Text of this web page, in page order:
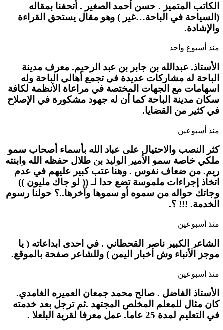
الكاتب المتميز . حسن أحمد الصغير . أتحفنا بمقاله
(السياحة في الباحة…غير ) وهو مقال يستحق القراءة
والإشادة.
منذ أسبوع واحد
الأستاذ. عبدالله بن جابر بن عبد الرحيم. معرف مدينة
الباحة له مشاركات عديدة في تجمع أهالي الباحة وله
اسهامات مع الجهات المختصة في مراعاة الأنظمة لكافة
سكان مدينة الباحة كما أن له جهود مشكورة في الإصلاح
في كثير من القضايا.
منذ أسبوعين
كثر النصب والاحتيال على عباد الله بأسماء أصحاب سمو
ملكي خاصة سمو الأمير الوليد بن طلال حفظه الله وابنته
ريم. من ضعاف نفوس . وهنا عتب كبير عليهم في عدم
اتخاذ إجراءات ملموسة تضع حدا لـ (( لو جاك مليون ))
وجاتك حواله من سموه أو سموها وآخرها..؟ حولنا رسوم
الخدمة. !!! ؟.
منذ أسبوعين
الشاعر الكبير ناصر القحطاني . في احدى ابداعاته ( يا
موجز الأنباء وش أخبار اليمن ) وللشاعر صفحة بالموقع.
منذ أسبوعين
الأستاذ الفاضل . صالح محمد جمعان العميره الغامدي.
كان مثال للمعلم المخلص المجتهد .ثم ترجل بعد خدمته
في التعليم لمدة 25 عاما. عمل معرفا لقرية البلعلا .